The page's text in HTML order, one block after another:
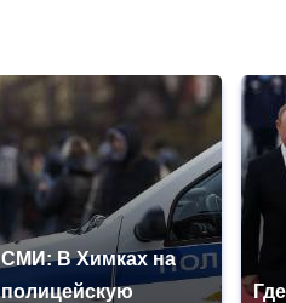
СМИ: В Химках на
полицейскую